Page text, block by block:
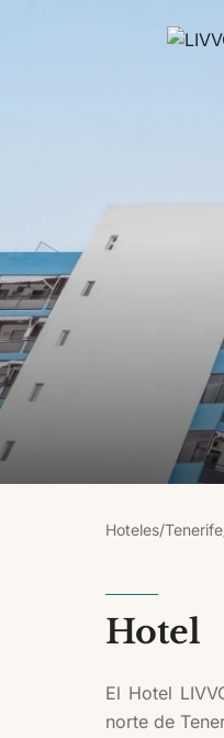
Hoteles/Tenerife
Hotel
El Hotel
norte de